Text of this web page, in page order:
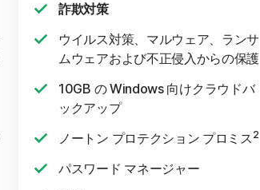
詐欺対策
ウイルス対策、マルウェア、ランサ
ムウェアおよび不正侵入からの保護
10GB の Windows 向けクラウドバ
ックアップ
ノートン プロテクション プロミス 2
パスワード マネージャー